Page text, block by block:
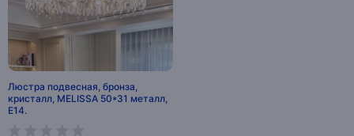
Люстра подвесная, бронза,
кристалл, MELISSA 50*31 металл,
E14.